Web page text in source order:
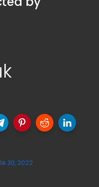
30, 2022